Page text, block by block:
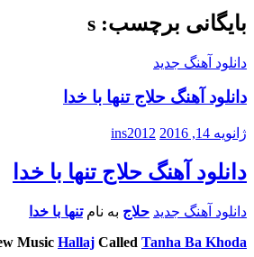
بایگانی برچسب: s
دانلود آهنگ جدید
دانلود آهنگ حلاج تنها با خدا
ژانویه 14, 2016 ins2012
دانلود آهنگ حلاج تنها با خدا
دانلود آهنگ جدید حلاج به نامتنها با خدا
Music Hallaj Called Tanha Ba Khoda